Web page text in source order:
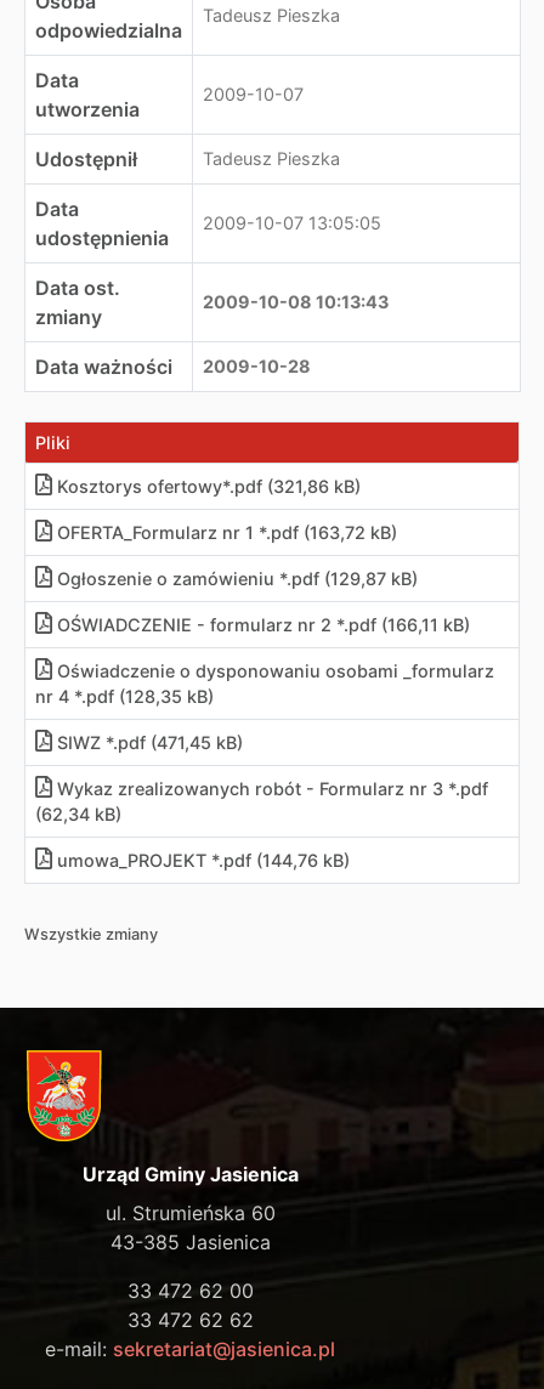
odpowiedzialna
Tadeusz Pieszka
Data
utworzenia
2009-10-07
Udostępnił Tadeusz Pieszka
Data
udostępnienia
2009-10-07 13:05:05
Data ost.
zmiany
2009-10-08 10:13:43
Data ważności 2009-10-28
Pliki
Kosztorys ofertowy*.pdf (321,86 kB)
OFERTA_Formularz nr 1 *.pdf (163,72 kB)
Ogłoszenie o zamówieniu *.pdf (129,87 kB)
OŚWIADCZENIE - formularz nr 2 *.pdf (166,11 kB)
Oświadczenie o dysponowaniu osobami _formularz
nr 4 *.pdf (128,35 kB)
SIWZ *.pdf (471,45 kB)
Wykaz zrealizowanych robót - Formularz nr 3 *.pdf
(62,34 kB)
umowa_PROJEKT *.pdf (144,76 kB)
Wszystkie zmiany
Urząd Gminy Jasienica
ul. Strumieńska 60
43-385 Jasienica
33 472 62 00
33 472 62 62
e-mail: sekretariat@jasienica.pl